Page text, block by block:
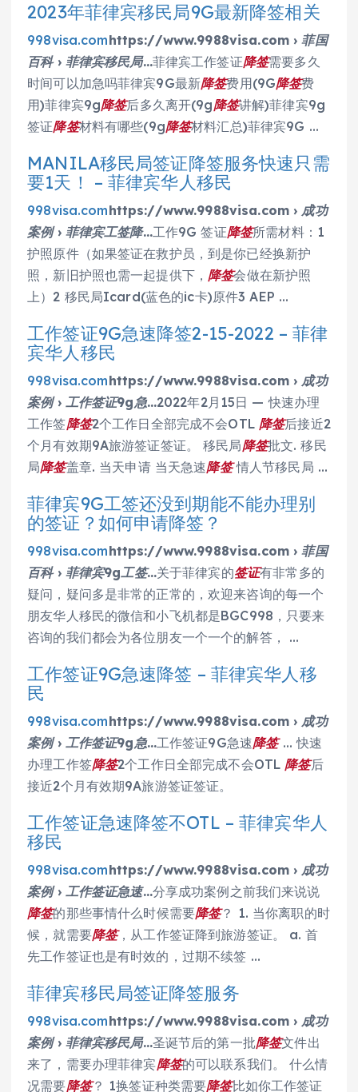
2023年菲律宾移民局9G最新降签相关
998visa.comhttps://www.9988visa.com › 菲国
百科 › 菲律宾移民局…菲律宾工作签证降签需要多久
时间可以加急吗菲律宾9G最新降签费用(9G降签费
用)菲律宾9g降签后多久离开(9g降签讲解)菲律宾9g
签证降签材料有哪些(9g降签材料汇总)菲律宾9G …
MANILA移民局签证降签服务快速只需
要1天！ – 菲律宾华人移民
998visa.comhttps://www.9988visa.com › 成功
案例 › 菲律宾工签降…工作9G 签证降签所需材料：1
护照原件（如果签证在救护员，到是你已经换新护
照，新旧护照也需一起提供下， 降签会做在新护照
上）2 移民局Icard(蓝色的ic卡)原件3 AEP …
工作签证9G急速降签2-15-2022 – 菲律
宾华人移民
998visa.comhttps://www.9988visa.com › 成功
案例 › 工作签证9g急…2022年2月15日 — 快速办理
工作签降签2个工作日全部完成不会OTL 降签后接近2
个月有效期9A旅游签证签证。 移民局降签批文. 移民
局降签盖章. 当天申请 当天急速降签情人节移民局 …
菲律宾9G工签还没到期能不能办理别
的签证？如何申请降签？
998visa.comhttps://www.9988visa.com › 菲国
百科 › 菲律宾9g工签…关于菲律宾的签证有非常多的
疑问，疑问多是非常的正常的，欢迎来咨询的每一个
朋友华人移民的微信和小飞机都是BGC998，只要来
咨询的我们都会为各位朋友一个一个的解答， …
工作签证9G急速降签 – 菲律宾华人移
民
998visa.comhttps://www.9988visa.com › 成功
案例 › 工作签证9g急…工作签证9G急速降签… 快速
办理工作签降签2个工作日全部完成不会OTL 降签后
接近2个月有效期9A旅游签证签证。
工作签证急速降签不OTL – 菲律宾华人
移民
998visa.comhttps://www.9988visa.com › 成功
案例 › 工作签证急速…分享成功案例之前我们来说说
降签的那些事情什么时候需要降签？ 1. 当你离职的时
候，就需要降签，从工作签证降到旅游签证。 a. 首
先工作签证也是有时效的，过期不续签 …
菲律宾移民局签证降签服务
998visa.comhttps://www.9988visa.com › 成功
案例 › 菲律宾移民局…圣诞节后的第一批降签文件出
来了，需要办理菲律宾降签的可以联系我们。 什么情
况需要降签？ 1换签证种类需要降签比如你工作签证